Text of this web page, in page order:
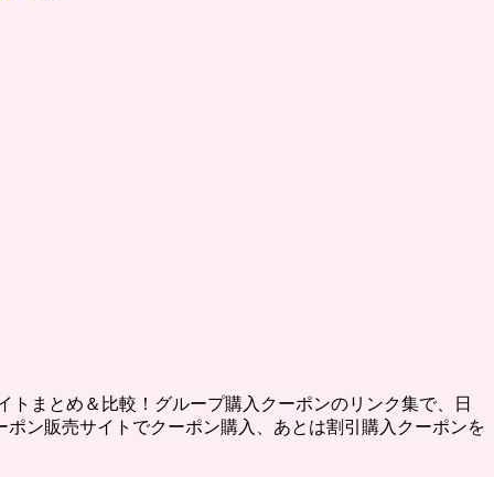
トまとめ＆比較！グループ購入クーポンのリンク集で、日
ン販売サイトでクーポン購入、あとは割引購入クーポンを